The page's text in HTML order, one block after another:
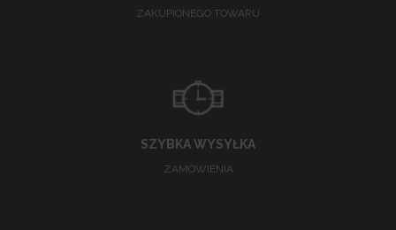
ZAKUPIONEGO TOWARU
SZYBKA WYSYŁKA
ZAMÓWIENIA